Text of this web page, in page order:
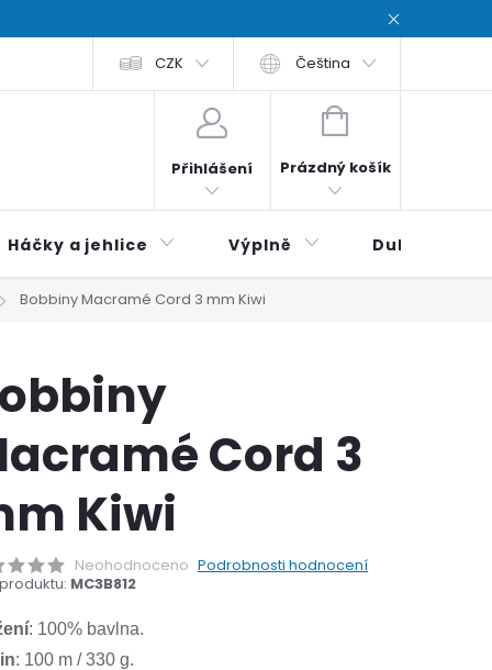
podmínky Zásady ochrana osobních údajů / Privacy
CZK Čeština
Přihlášení
NÁKUPNÍ
Prázdný košík
Háčky a jehlice Výplně Duhová
Bobbiny Macramé Cord 3 mm Kiwi
Cord 3
Kiwi
Neohodnoceno Podrobnosti hodnocení
MC3B812
: 100% bavlna.
: 100 m / 330 g.